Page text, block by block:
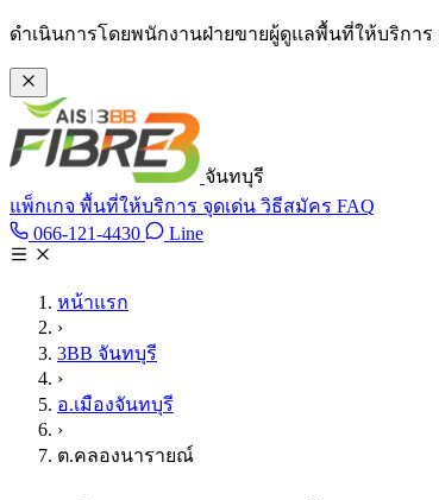
ข้ามไปเนื้อหาหลัก
ดำเนินการโดยพนักงานฝ่ายขายผู้ดูแลพื้นที่ให้บริกา
จันทบุรี
แพ็กเกจ พื้นที่ให้บริการ จุดเด่น วิธีสมัคร FAQ
066-121-4430 โทร 066-121-4430
LineLine @tan3bb
หน้าแรก
›
3BB จันทบุรี
›
อ.เมืองจันทบุรี
›
ต.คลองนารายณ์